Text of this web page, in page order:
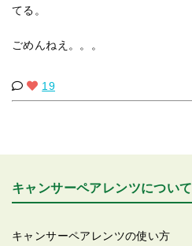
てる。
ごめんねえ。。。
19
キャンサーペアレンツについて
キャンサーペアレンツの使い方